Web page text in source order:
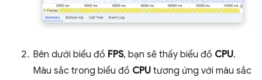
Bên dưới biểu đồ FPS, bạn sẽ thấy biểu đồ CPU.
Màu sắc trong biểu đồ CPU tương ứng với màu sắc